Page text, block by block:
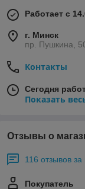
Работает с
г. Минск
пр. Пушкина,
Контакты
Сегодня
Показать
Отзывы о
116 отзывов
Покупатель